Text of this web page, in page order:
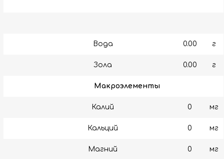
Вода 0.00 г
Зола 0.00 г
Макроэлементы
Калий 0 мг
Кальций 0 мг
Магний 0 мг